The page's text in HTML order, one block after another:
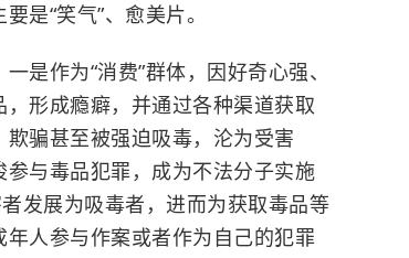
是“笑气”、愈美片。
是作为“消费”群体，因好奇心强、
形成瘾癖，并通过各种渠道获取
骗甚至被强迫吸毒，沦为受害
与毒品犯罪，成为不法分子实施
发展为吸毒者，进而为获取毒品等
人参与作案或者作为自己的犯罪